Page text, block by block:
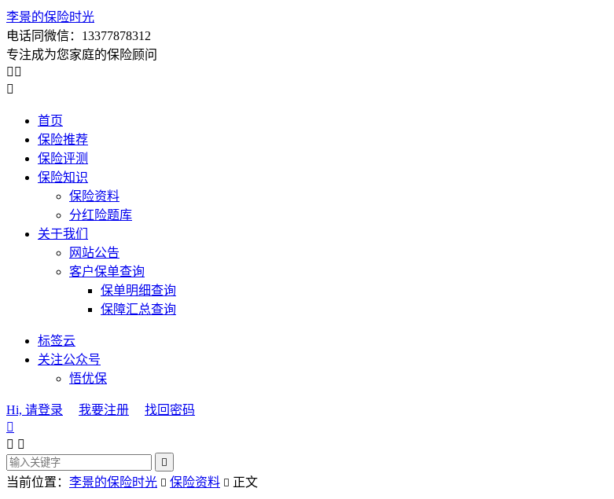
李景的保险时光
电话同微信：13377878312
专注成为您家庭的保险顾问
 

首页
保险推荐
保险评测
保险知识
保险资料
分红险题库
关于我们
网站公告
客户保单查询
保单明细查询
保障汇总查询
标签云
关注公众号
悟优保
Hi, 请登录 我要注册
找回密码

 

当前位置： 李景的保险时光  保险资料  正文